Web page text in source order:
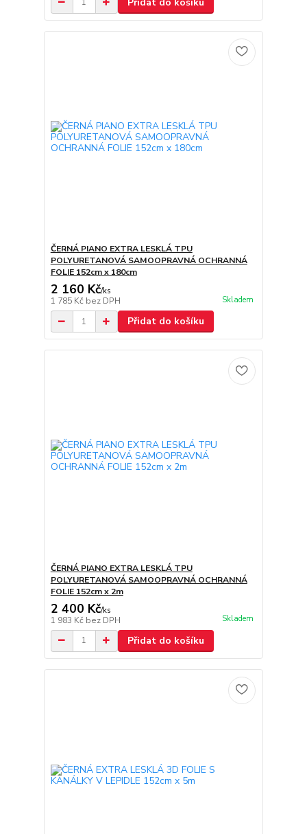
ČERNÁ PIANO EXTRA LESKLÁ TPU
POLYURETANOVÁ SAMOOPRAVNÁ OCHRANNÁ
FOLIE 152cm x 180cm
2 160 Kč/ks
1 785 Kč bez DPH Skladem
Přidat do košíku
ČERNÁ PIANO EXTRA LESKLÁ TPU
POLYURETANOVÁ SAMOOPRAVNÁ OCHRANNÁ
FOLIE 152cm x 2m
2 400 Kč/ks
1 983 Kč bez DPH Skladem
Přidat do košíku